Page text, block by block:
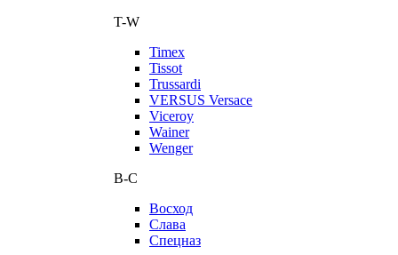
T-W
Timex
Tissot
Trussardi
VERSUS Versace
Viceroy
Wainer
Wenger
В-С
Восход
Слава
Спецназ